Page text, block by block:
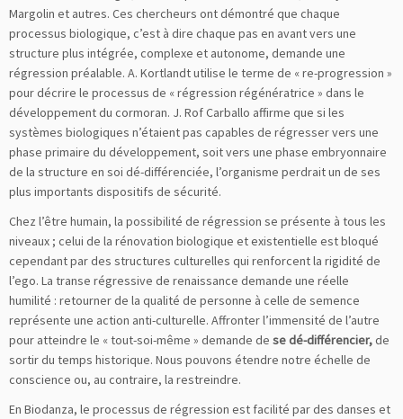
Margolin et autres. Ces chercheurs ont démontré que chaque
processus biologique, c’est à dire chaque pas en avant vers une
structure plus intégrée, complexe et autonome, demande une
régression préalable. A. Kortlandt utilise le terme de « re-progression »
pour décrire le processus de « régression régénératrice » dans le
développement du cormoran. J. Rof Carballo affirme que si les
systèmes biologiques n’étaient pas capables de régresser vers une
phase primaire du développement, soit vers une phase embryonnaire
de la structure en soi dé-différenciée, l’organisme perdrait un de ses
plus importants dispositifs de sécurité.
Chez l’être humain, la possibilité de régression se présente à tous les
niveaux ; celui de la rénovation biologique et existentielle est bloqué
cependant par des structures culturelles qui renforcent la rigidité de
l’ego. La transe régressive de renaissance demande une réelle
humilité : retourner de la qualité de personne à celle de semence
représente une action anti-culturelle. Affronter l’immensité de l’autre
pour atteindre le « tout-soi-même » demande de se dé-différencier,de
sortir du temps historique. Nous pouvons étendre notre échelle de
conscience ou, au contraire, la restreindre.
En Biodanza, le processus de régression est facilité par des danses et